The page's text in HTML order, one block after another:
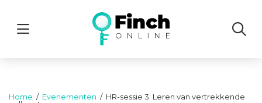
Menu
Home Evenementen
HR-sessie 3: Leren van vertrekkende